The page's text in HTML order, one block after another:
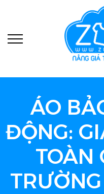
ÁO
ĐỘNG:
TOÀN